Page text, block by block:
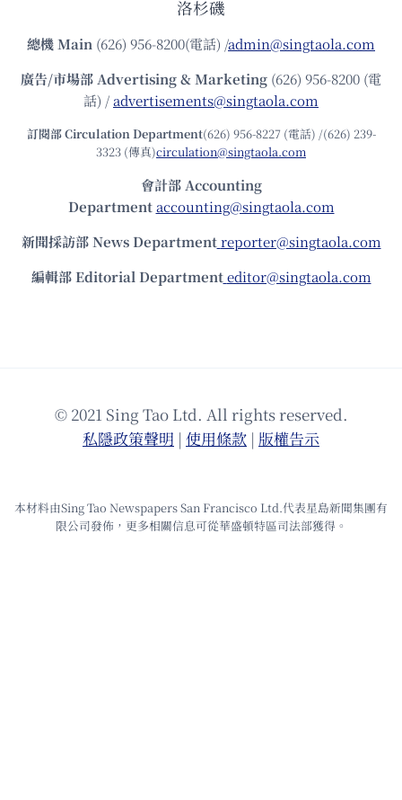
洛杉磯
總機Main (626) 956-8200(電話) /admin@singtaola.com
廣告/市場部Advertising & Marketing (626) 956-8200 (電
話) /advertisements@singtaola.com
訂閱部 Circulation Department(626) 956-8227 (電話) /(626) 239-
3323 (傳真)circulation@singtaola.com
會計部 Accounting
Department accounting@singtaola.com
新聞採訪部 News Department reporter@singtaola.com
編輯部 Editorial Department editor@singtaola.com
© 2021 Sing Tao Ltd. All rights reserved.
私隱政策聲明 | 使⽤條款 | 版權告⽰
本材料由Sing Tao Newspapers San Francisco Ltd.代表星島新聞集團有
限公司發佈，更多相關信息可從華盛頓特區司法部獲得。